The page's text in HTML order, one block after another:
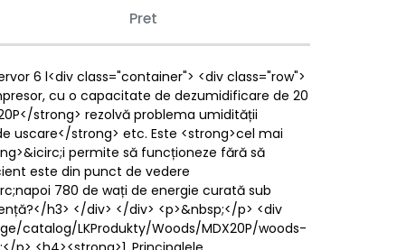
Pret
6 l<div class="container"> <div class="row">
cu o capacitate de dezumidificare de 20
strong> rezolvă problema umidității
uscare</strong> etc. Este <strong>cel mai
permite să funcționeze fără să
este din punct de vedere
780 de wați de energie curată sub
h3> </div> </div> <p>&nbsp;</p> <div
catalog/LKProdukty/Woods/MDX20P/woods-